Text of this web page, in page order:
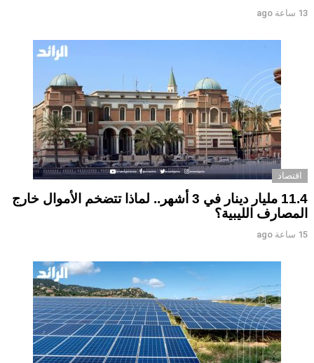
13 ساعة ago
اقتصاد
11.4 مليار دينار في 3 أشهر.. لماذا تتضخم الأموال خارج
المصارف الليبية؟
15 ساعة ago